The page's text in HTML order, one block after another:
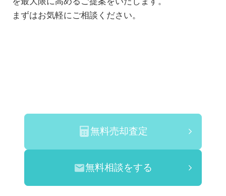
まずはお気軽にご相談ください。
無料売却査定
無料相談をする